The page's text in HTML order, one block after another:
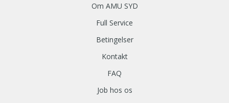
Om AMU SYD
Full Service
Betingelser
Kontakt
FAQ
Job hos os